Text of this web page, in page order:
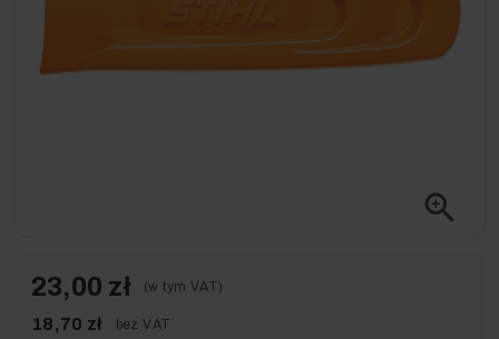
zoom_in
23,00 zł (w tym VAT)
18,70 zł bez VAT